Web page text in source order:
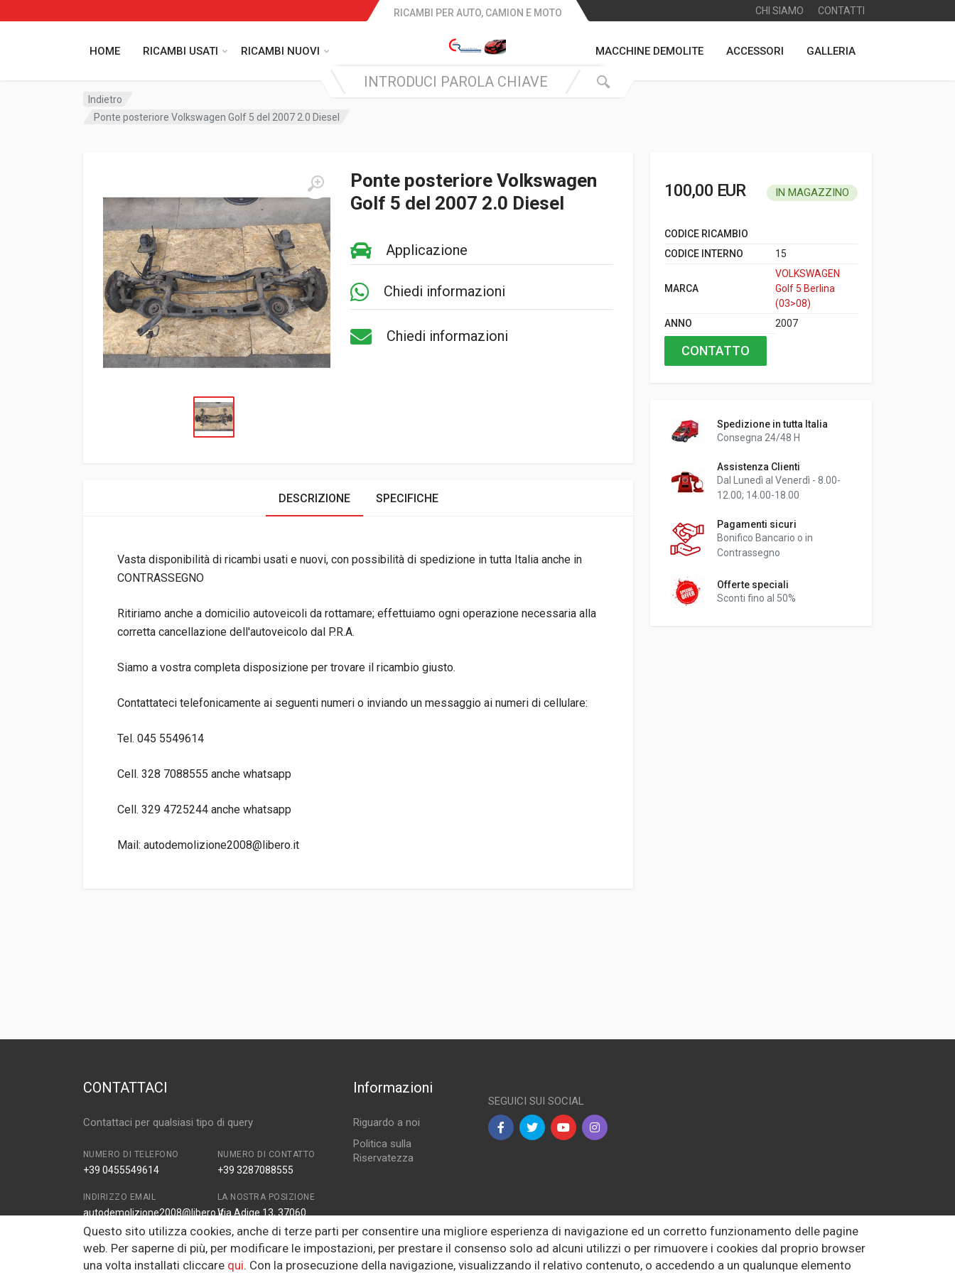
CHI SIAMO CONTATTI
HOME RICAMBI USATI RICAMBI NUOVI
RICAMBI PER AUTO, CAMION E MOTO
MACCHINE DEMOLITE ACCESSORI GALLERIA
Indietro
Ponte posteriore Volkswagen Golf 5 del 2007 2.0 Diesel
Ponte posteriore Volkswagen
Golf 5 del 2007 2.0 Diesel
Applicazione
Chiedi informazioni
Chiedi informazioni
100,00 EUR IN MAGAZZINO
CODICE RICAMBIO
CODICE INTERNO
15
MARCA
VOLKSWAGEN
Golf 5 Berlina
(03>08)
ANNO
2007
CONTATTO
Spedizione in tutta Italia
Consegna 24/48 H
Assistenza Clienti
Dal Lunedì al Venerdì - 8.00-
12.00; 14.00-18.00
Pagamenti sicuri
Bonifico Bancario o in
Contrassegno
Offerte speciali
Sconti fino al 50%
DESCRIZIONE SPECIFICHE
Vasta disponibilità di ricambi usati e nuovi, con possibilità di spedizione in tutta Italia anche in
CONTRASSEGNO
Ritiriamo anche a domicilio autoveicoli da rottamare; effettuiamo ogni operazione necessaria alla
corretta cancellazione dell'autoveicolo dal P.R.A.
Siamo a vostra completa disposizione per trovare il ricambio giusto.
Contattateci telefonicamente ai seguenti numeri o inviando un messaggio ai numeri di cellulare:
Tel. 045 5549614
Cell. 328 7088555 anche whatsapp
Cell. 329 4725244 anche whatsapp
Mail: autodemolizione2008@libero.it
CONTATTACI
Contattaci per qualsiasi tipo di query
NUMERO DI TELEFONO
+39 0455549614
NUMERO DI CONTATTO
+39 3287088555
INDIRIZZO EMAIL
autodemolizione2008@libero.it
LA NOSTRA POSIZIONE
Via Adige 13, 37060
Zona Industriale Pradelle
FAX
Informazioni
Riguardo a noi
Politica sulla
Riservatezza
SEGUICI SUI SOCIAL
Questo sito utilizza cookies, anche di terze parti per consentire una migliore esperienza di navigazione ed un corretto funzionamento delle pagine
web. Per saperne di più, per modificare le impostazioni, per prestare il consenso solo ad alcuni utilizzi o per rimuovere i cookies dal proprio browser
una volta installati cliccare qui. Con la prosecuzione della navigazione, visualizzando il relativo contenuto, o accedendo a un qualunque elemento